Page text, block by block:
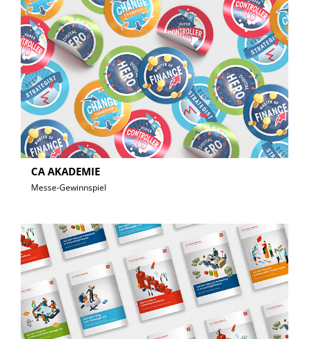
CA AKADEMIE
Messe-Gewinnspiel